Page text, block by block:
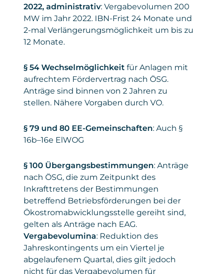
2022, administrativ: Vergabevolumen 200
MW im Jahr 2022. IBN-Frist 24 Monate und
2-mal Verlängerungsmöglichkeit um bis zu
12 Monate.
§ 54 Wechselmöglichkeit für Anlagen mit
aufrechtem Fördervertrag nach ÖSG.
Anträge sind binnen von 2 Jahren zu
stellen. Nähere Vorgaben durch VO.
§ 79 und 80 EE-Gemeinschaften: Auch §
16b–16e ElWOG
§ 100 Übergangsbestimmungen: Anträge
nach ÖSG, die zum Zeitpunkt des
Inkrafttretens der Bestimmungen
betreffend Betriebsförderungen bei der
Ökostromabwicklungsstelle gereiht sind,
gelten als Anträge nach EAG.
Vergabevolumina: Reduktion des
Jahreskontingents um ein Viertel je
abgelaufenem Quartal, dies gilt jedoch
nicht für das Vergabevolumen für